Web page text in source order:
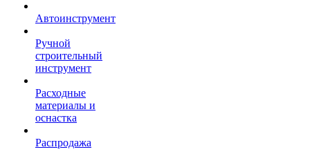
Автоинструмент
Ручной
строительный
инструмент
Расходные
материалы и
оснастка
Распродажа